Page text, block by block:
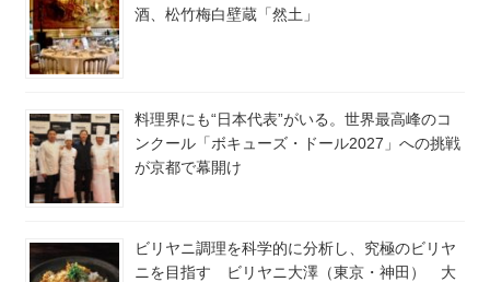
酒、松竹梅白壁蔵「然土」
料理界にも“日本代表”がいる。世界最高峰のコ
ンクール「ボキューズ・ドール2027」への挑戦
が京都で幕開け
ビリヤニ調理を科学的に分析し、究極のビリヤ
ニを目指す ビリヤニ大澤（東京・神田） 大